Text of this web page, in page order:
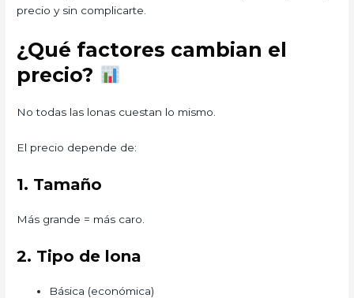
precio y sin complicarte.
¿Qué factores cambian el
precio?
No todas las lonas cuestan lo mismo.
El precio depende de:
1. Tamaño
Más grande = más caro.
2. Tipo de lona
Básica (económica)